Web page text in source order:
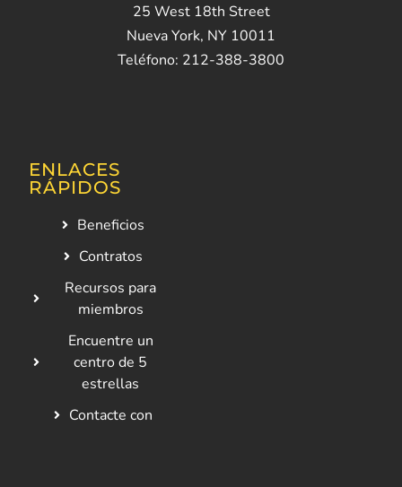
25 West 18th Street
Nueva York, NY 10011
Teléfono: 212-388-3800
ENLACES
RÁPIDOS
Beneficios
Contratos
Recursos para
miembros
Encuentre un
centro de 5
estrellas
Contacte con